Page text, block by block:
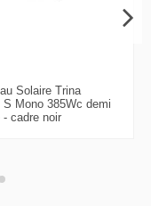
Solaire Trina
S Mono 385Wc demi
- cadre noir